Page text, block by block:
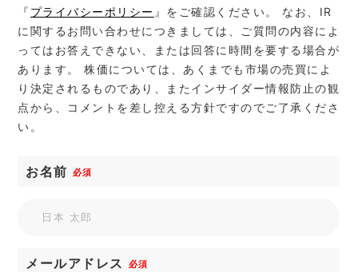
『 プライバシーポリシー 』をご確認ください。 なお、IR
に関するお問い合わせにつきましては、ご質問の内容によ
ってはお答えできない、または回答に時間を要する場合が
あります。 株価については、あくまでも市場の売買によ
り決定されるものであり、またインサイダー情報防止の観
点から、コメントを差し控える方針ですのでご了承くださ
い。
お名前 必須
メールアドレス 必須